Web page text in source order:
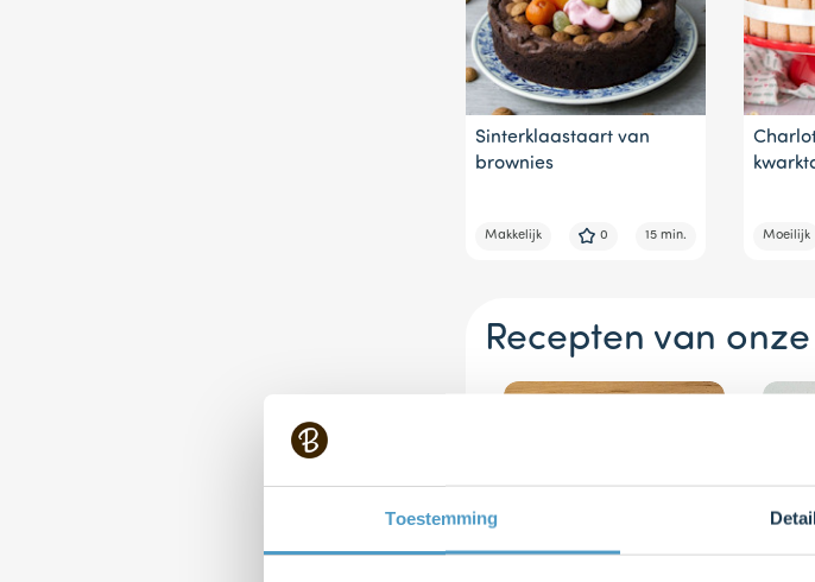
Toestemming
Sinterklaastaart van
brownies
Makkelijk 0 15 min. Moeilijk
Recepten van